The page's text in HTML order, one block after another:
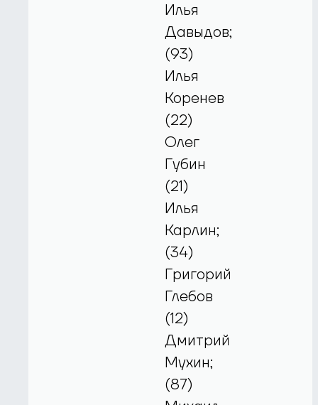
Илья
Давыдов;
(93)
Илья
Коренев
(22)
Олег
Губин
(21)
Илья
Карлин;
(34)
Григорий
Глебов
(12)
Дмитрий
Мухин;
(87)